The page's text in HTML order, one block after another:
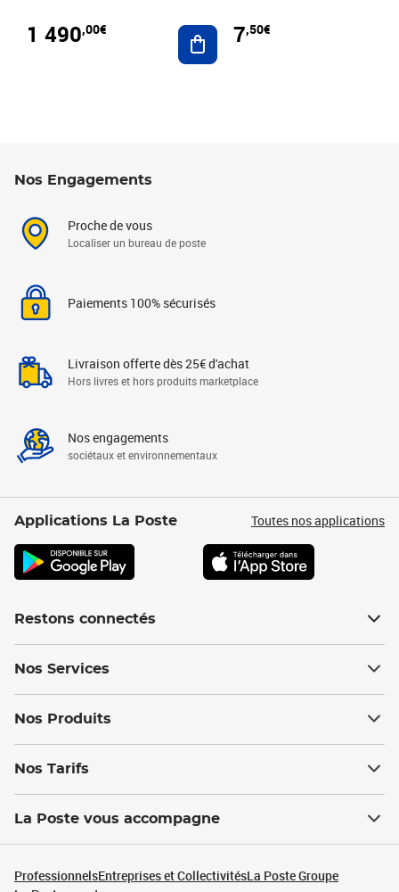
1 490,00€ Ajouter au panier
7,50€
Nos Engagements
Proche de vous
Localiser un bureau de poste
Paiements 100% sécurisés
Livraison offerte dès 25€ d'achat
Hors livres et hors produits marketplace
Nos engagements
sociétaux et environnementaux
Applications La Poste Toutes nos applications
Restons connectés
Nos Services
Nos Produits
Nos Tarifs
La Poste vous accompagne
ProfessionnelsEntreprises et CollectivitésLa Poste Groupe